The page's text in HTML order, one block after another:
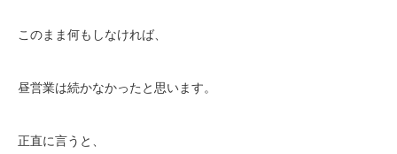
このまま何もしなければ、
昼営業は続かなかったと思います。
正直に言うと、